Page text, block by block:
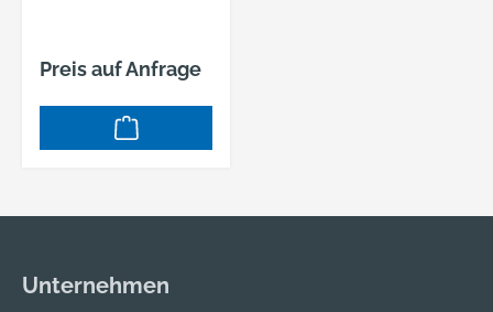
Preis auf Anfrage
Unternehmen